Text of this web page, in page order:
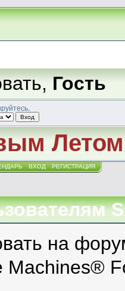
Гость
.
ВХОД РЕГИСТРАЦИЯ
на
Machines®